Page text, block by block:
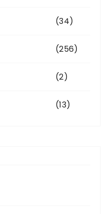
(34)
(256)
(2)
(13)